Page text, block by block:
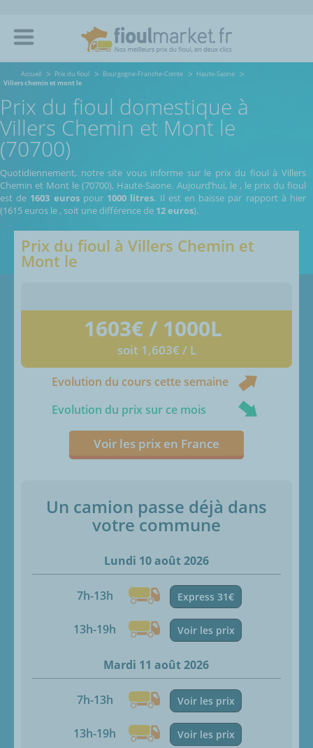
Accueil Prix du fioul Bourgogne-Franche-Comte
Haute-Saone
Villers chemin et mont le
Prix du fioul domestique à
Villers Chemin et Mont le
(70700)
Quotidiennement, notre site vous informe sur le prix du fioul à Villers
Chemin et Mont le (70700), Haute-Saone. Aujourd’hui, le , le prix du fioul
est de 1603 eurospour 1000 litres. Il est en baisse par rapport à hier
(1615 euros le , soit une différence de 12 euros).
Prix du fioul à Villers Chemin et
Mont le
1603€ / 1000L
soit 1,603€ / L
Evolution du cours cette semaine
Evolution du prix sur ce mois
Voir les prix en France
Un camion passe déjà dans
votre commune
Lundi 10 août 2026
7h-13h Express 31€
13h-19h Voir les prix
Mardi 11 août 2026
7h-13h Voir les prix
13h-19h Voir les prix